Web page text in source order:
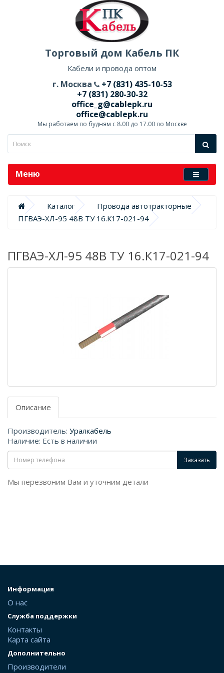
Торговый дом Кабель ПК
Кабели и провода оптом
г. Москва
+7 (831) 435-10-53
+7 (831) 280-30-32
office_g@cablepk.ru
office@cablepk.ru
Мы работаем по будням с 8.00 до 17.00 по Москве
Меню
Каталог
Провода автотракторные
ПГВАЭ-ХЛ-95 48В ТУ 16.К17-021-94
ПГВАЭ-ХЛ-95 48В ТУ 16.К17-021-94
Описание
Производитель: Уралкабель
Наличие: Есть в наличии
Заказать
Мы перезвоним Вам и уточним детали
Информация
О нас
Служба поддержки
Контакты
Карта сайта
Дополнительно
Производители